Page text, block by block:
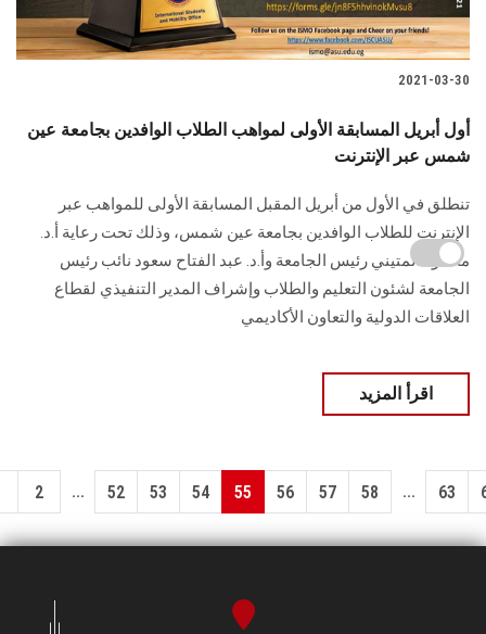
2021-03-30
أول أبريل المسابقة الأولى لمواهب الطلاب الوافدين بجامعة عين
شمس عبر الإنترنت
تنطلق في الأول من أبريل المقبل المسابقة الأولى للمواهب عبر
الإنترنت للطلاب الوافدين بجامعة عين شمس، وذلك تحت رعاية أ.د.
محمود المتيني رئيس الجامعة وأ.د. عبد الفتاح سعود نائب رئيس
الجامعة لشئون التعليم والطلاب وإشراف المدير التنفيذي لقطاع
العلاقات الدولية والتعاون الأكاديمي
اقرأ المزيد
2 ... 52 53 54 55 56 57 58 ... 63